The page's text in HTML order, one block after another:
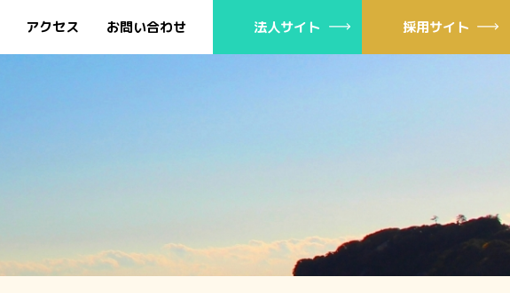
アクセス お問い合わせ 法人サイト 採用サイト